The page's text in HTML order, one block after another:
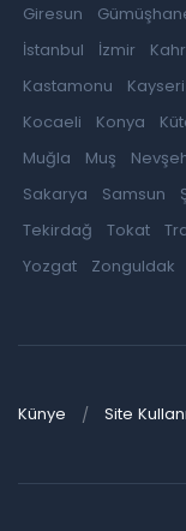
Giresun
İstanbul
İzmir
Kastamonu
Kayseri
Kocaeli
Konya
Muğla
Muş
Sakarya
Samsun
Tekirdağ
Tokat
Yozgat
Zonguldak
Künye Site